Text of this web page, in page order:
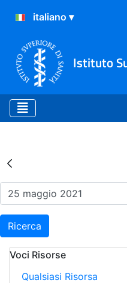
Istituto
Risultati
Ricerca
Voci Risorse
Qualsiasi Risorsa